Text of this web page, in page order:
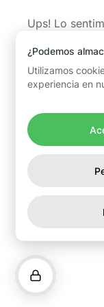
Ups! Lo
página que
página
¿Podemos
Utilizamos
experiencia en